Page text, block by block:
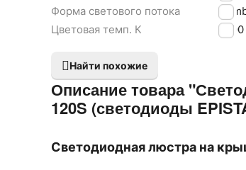
Форма светового потока
Цветовая темп. К
6000
Найти похожие
Описание товара
120S (светодиоды
Светодиодная люстра на